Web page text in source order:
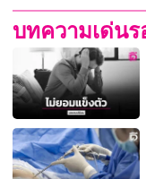
บทความเด่นร